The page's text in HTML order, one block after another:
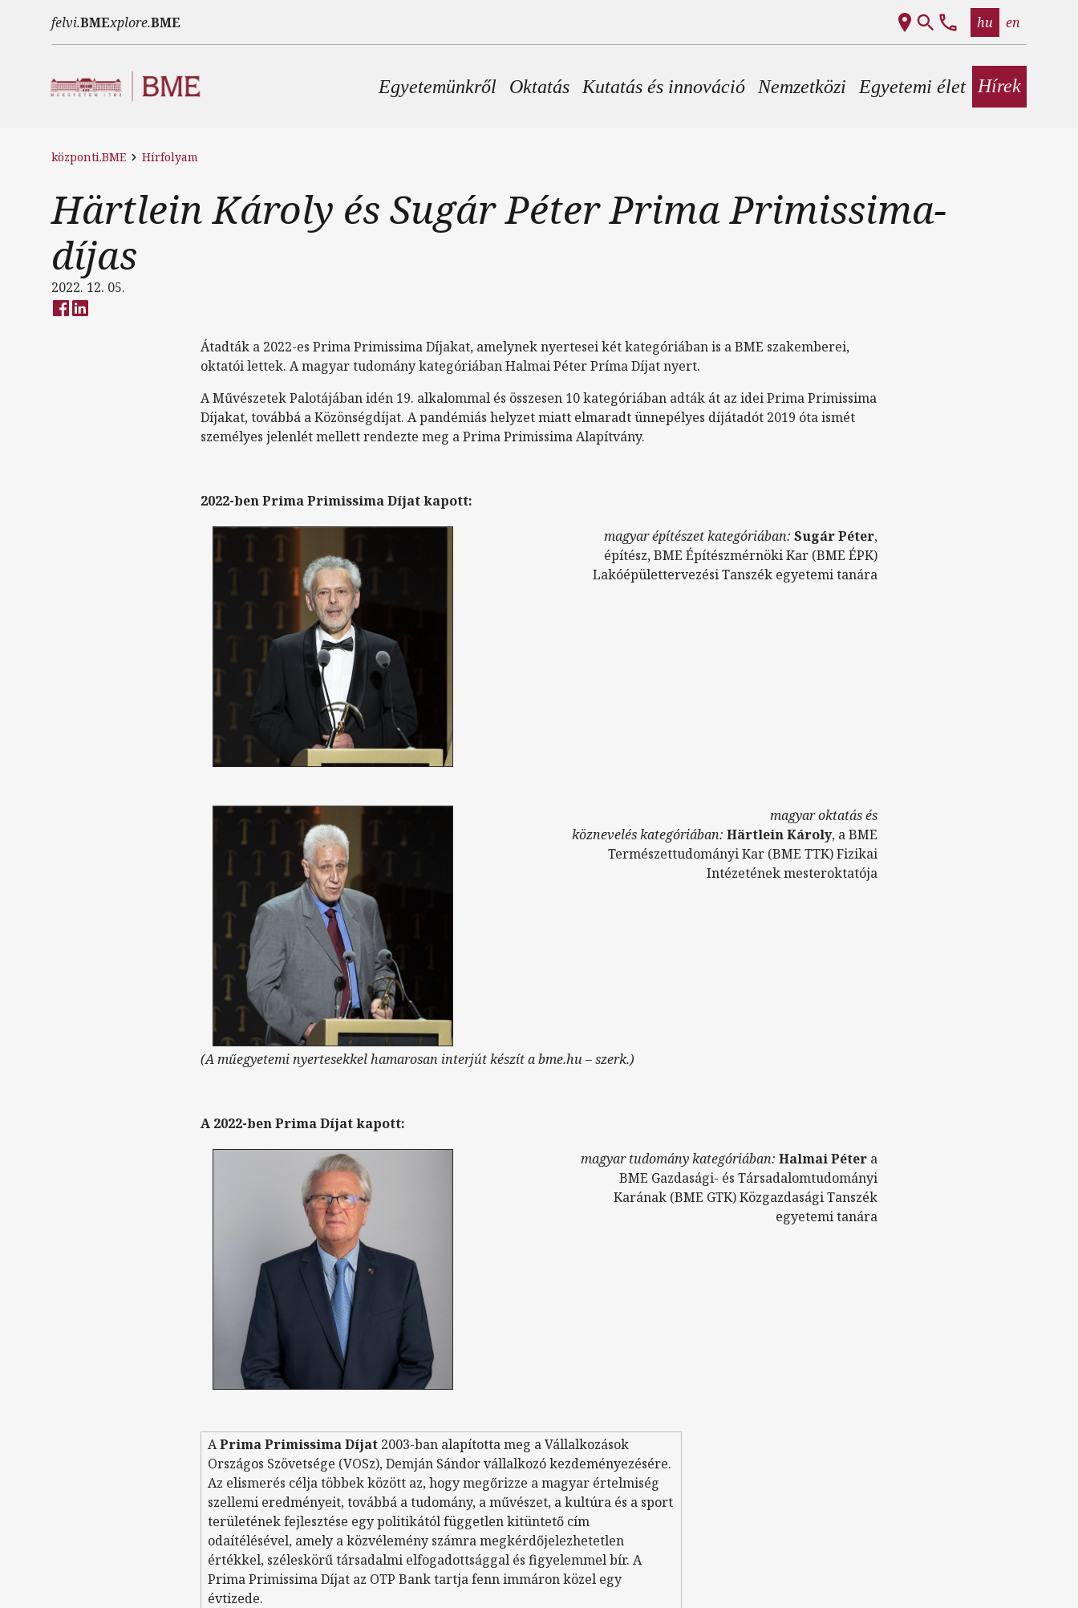
felvi.BMExplore.BME hu en
Fő navigáció
Egyetemünkről Oktatás Kutatás és innováció Nemzetközi Egyetemi élet Hírek
központi.BME Hírfolyam
Härtlein Károly és Sugár Péter Prima Primissima-
díjas
2022. 12. 05.
Átadták a 2022-es Prima Primissima Díjakat, amelynek nyertesei két kategóriában is a BME szakemberei,
oktatói lettek. A magyar tudomány kategóriában Halmai Péter Príma Díjat nyert.
A Művészetek Palotájában idén 19. alkalommal és összesen 10 kategóriában adták át az idei Prima Primissima
Díjakat, továbbá a Közönségdíjat. A pandémiás helyzet miatt elmaradt ünnepélyes díjátadót 2019 óta ismét
személyes jelenlét mellett rendezte meg a Prima Primissima Alapítvány.
2022-ben Prima Primissima Díjat kapott:
magyar építészet kategóriában: Sugár Péter,
építész, BME Építészmérnöki Kar (BME ÉPK)
Lakóépülettervezési Tanszék egyetemi tanára
magyar oktatás és
köznevelés kategóriában: Härtlein Károly, a BME
Természettudományi Kar (BME TTK) Fizikai
Intézetének mesteroktatója
(A műegyetemi nyertesekkel hamarosan interjút készít a bme.hu – szerk.)
A 2022-ben Prima Díjat kapott:
magyar tudomány kategóriában: Halmai Péter a
BME Gazdasági- és Társadalomtudományi
Karának (BME GTK) Közgazdasági Tanszék
egyetemi tanára
APrima Primissima Díjat 2003-ban alapította meg a Vállalkozások
Országos Szövetsége (VOSz), Demján Sándor vállalkozó kezdeményezésére.
Az elismerés célja többek között az, hogy megőrizze a magyar értelmiség
szellemi eredményeit, továbbá a tudomány, a művészet, a kultúra és a sport
területének fejlesztése egy politikától független kitüntető cím
odaítélésével, amely a közvélemény számra megkérdőjelezhetetlen
értékkel, széleskörű társadalmi elfogadottsággal és figyelemmel bír. A
Prima Primissima Díjat az OTP Bank tartja fenn immáron közel egy
évtizede.